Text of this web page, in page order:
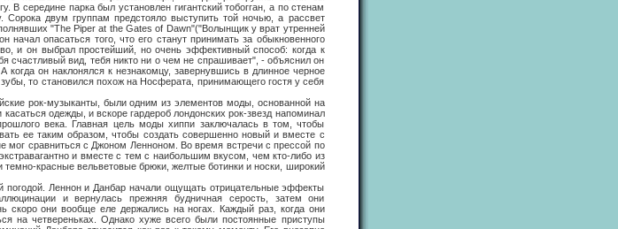
В середине парка был установлен гигантский тобогган, а по стенам
Сорока двум группам предстояло выступить той ночью, а рассвет
"The Piper at the Gates of Dawn"("Волынщик у врат утренней
опасаться того, что его станут принимать за обыкновенного
и он выбрал простейший, но очень эффективный способ: когда к
счастливый вид, тебя никто ни о чем не спрашивает", - объяснил он
он наклонялся к незнакомцу, завернувшись в длинное черное
то становился похож на Носферата, принимающего гостя у себя
рок-музыканты, были одним из элементов моды, основанной на
одежды, и вскоре гардероб лондонских рок-звезд напоминал
века. Главная цель моды хиппи заключалась в том, чтобы
ее таким образом, чтобы создать совершенно новый и вместе с
мог сравниться с Джоном Ленноном. Во время встречи с прессой по
и вместе с тем с наибольшим вкусом, чем кто-либо из
красные вельветовые брюки, желтые ботинки и носки, широкий
Леннон и Данбар начали ощущать отрицательные эффекты
и вернулась прежняя будничная серость, затем они
скоро они вообще еле держались на ногах. Каждый раз, когда они
на четвереньках. Однако хуже всего были постоянные приступы